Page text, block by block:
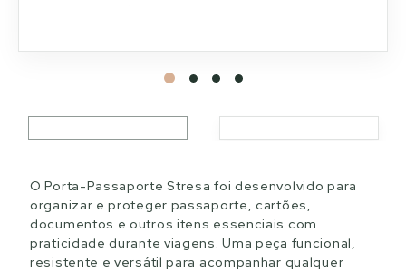
O Porta-Passaporte Stresa foi desenvolvido para
organizar e proteger passaporte, cartões,
documentos e outros itens essenciais com
praticidade durante viagens. Uma peça funcional,
resistente e versátil para acompanhar qualquer